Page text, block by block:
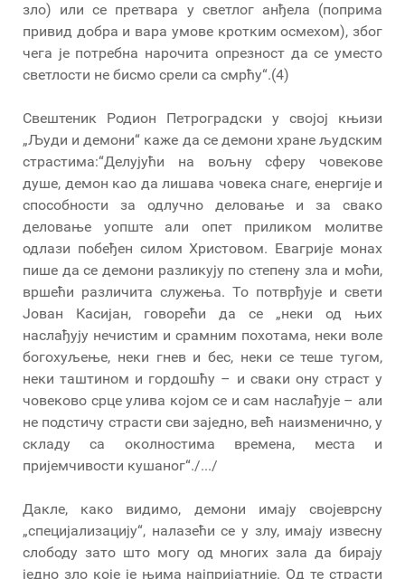
зло) или се претвара у светлог анђела (поприма
привид добра и вара умове кротким осмехом), због
чега је потребна нарочита опрезност да се уместо
светлости не бисмо срели са смрћу“.(4)
Свештеник Родион Петроградски у својој књизи
„Људи и демони“ каже да се демони хране људским
страстима:“Делујући на вољну сферу човекове
душе, демон као да лишава човека снаге, енергије и
способности за одлучно деловање и за свако
деловање уопште али опет приликом молитве
одлази побеђен силом Христовом. Евагрије монах
пише да се демони разликују по степену зла и моћи,
вршећи различита служења. То потврђује и свети
Јован Касијан, говорећи да се „неки од њих
наслађују нечистим и срамним похотама, неки воле
богохуљење, неки гнев и бес, неки се теше тугом,
неки таштином и гордошћу – и сваки ону страст у
човеково срце улива којом се и сам наслађује – али
не подстичу страсти сви заједно, већ наизменично, у
складу са околностима времена, места и
пријемчивости кушаног“./.../
Дакле, како видимо, демони имају својеврсну
„специјализацију“, налазећи се у злу, имају извесну
слободу зато што могу од многих зала да бирају
једно зло које је њима најпријатније. Од те страсти